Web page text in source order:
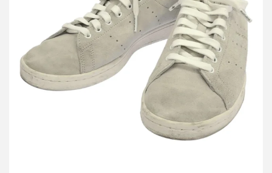
アディダス エブリワン Stan Smith Decon スタンスミス スニーカ
ー JQ2120
買取金額9,600円
詳しく見る